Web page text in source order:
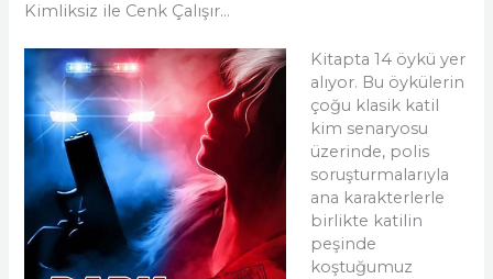
Kimliksiz ile Cenk Çalışır…
Kitapta 14 öykü yer
alıyor. Bu öykülerin
çoğu klasik katil
kim senaryosu
üzerinde, polis
soruşturmalarıyla
ana karakterlerle
birlikte katilin
peşinde
koştuğumuz